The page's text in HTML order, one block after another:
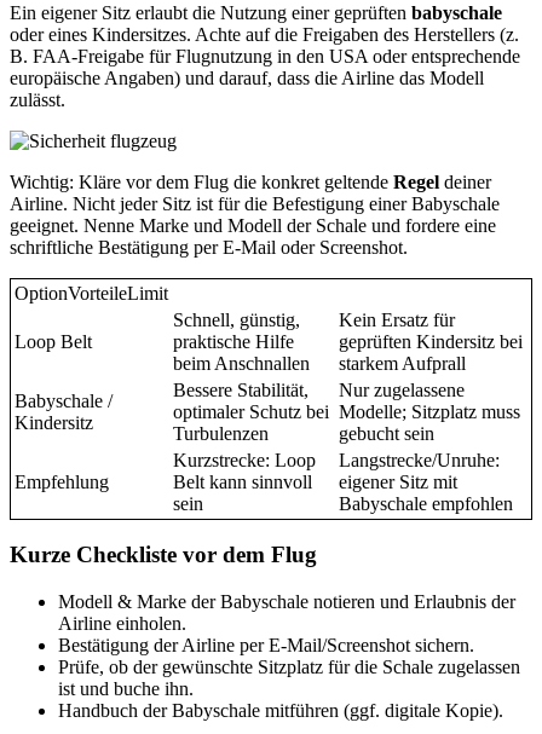
Ein eigener Sitz erlaubt die Nutzung einer geprüften babyschale
oder eines Kindersitzes. Achte auf die Freigaben des Herstellers (z.
B. FAA‑Freigabe für Flugnutzung in den USA oder entsprechende
europäische Angaben) und darauf, dass die Airline das Modell
zulässt.
Wichtig: Kläre vor dem Flug die konkret geltende Regel deiner
Airline. Nicht jeder Sitz ist für die Befestigung einer Babyschale
geeignet. Nenne Marke und Modell der Schale und fordere eine
schriftliche Bestätigung per E‑Mail oder Screenshot.
OptionVorteileLimit
Loop Belt
Schnell, günstig,
praktische Hilfe
beim Anschnallen
Kein Ersatz für
geprüften Kindersitz bei
starkem Aufprall
Babyschale /
Kindersitz
Bessere Stabilität,
optimaler Schutz bei
Turbulenzen
Nur zugelassene
Modelle; Sitzplatz muss
gebucht sein
Empfehlung
Kurzstrecke: Loop
Belt kann sinnvoll
sein
Langstrecke/Unruhe:
eigener Sitz mit
Babyschale empfohlen
Kurze Checkliste vor dem Flug
Modell & Marke der Babyschale notieren und Erlaubnis der
Airline einholen.
Bestätigung der Airline per E‑Mail/Screenshot sichern.
Prüfe, ob der gewünschte Sitzplatz für die Schale zugelassen
ist und buche ihn.
Handbuch der Babyschale mitführen (ggf. digitale Kopie).